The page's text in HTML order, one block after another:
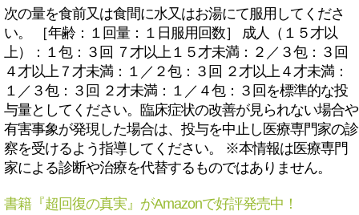
次の量を食前又は食間に水又はお湯にて服用してくださ
い。 ［年齢：１回量：１日服用回数］ 成人（１５才以
上）：１包：３回 ７才以上１５才未満：２／３包：３回
４才以上７才未満：１／２包：３回 ２才以上４才未満：
１／３包：３回 ２才未満：１／４包：３回を標準的な投
与量としてください。臨床症状の改善が見られない場合や
有害事象が発現した場合は、投与を中止し医療専門家の診
察を受けるよう指導してください。 ※本情報は医療専門
家による診断や治療を代替するものではありません。
書籍『超回復の真実』がAmazonで好評発売中！